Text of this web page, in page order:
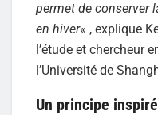
permet de conserver
en hiver« , explique
l’étude et chercheur
l’Université de
Un principe